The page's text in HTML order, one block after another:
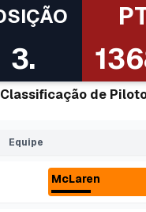
3.
Classificação de
Equipe
McLaren